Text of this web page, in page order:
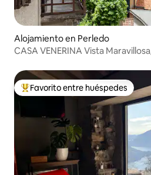
Alojamiento en Perledo
CASA VENERINA Vista
Favorito entre huéspedes
Favorito entre huéspedes